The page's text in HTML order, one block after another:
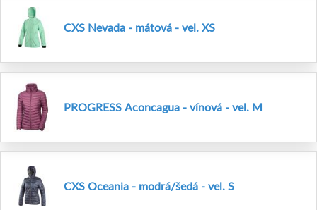
CXS Nevada - mátová - vel. XS
PROGRESS Aconcagua - vínová - vel. M
CXS Oceania - modrá/šedá - vel. S